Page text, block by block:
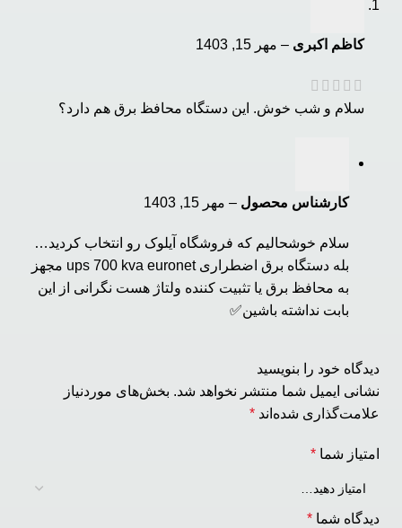
کاظم اکبری – مهر 15, 1403
سلام و شب خوش. این دستگاه محافظ برق هم دارد؟
کارشناس محصول – مهر 15, 1403
سلام خوشحالیم که فروشگاه آیلوک رو انتخاب کردید…
بله دستگاه برق اضطراری ups 700 kva euronet مجهز
به محافظ برق یا تثبیت کننده ولتاژ هست نگرانی از این
بابت نداشته باشین✅
دیدگاه خود را بنویسید
نشانی ایمیل شما منتشر نخواهد شد. بخش‌های موردنیاز
علامت‌گذاری شده‌اند *
امتیاز شما *
دیدگاه شما *